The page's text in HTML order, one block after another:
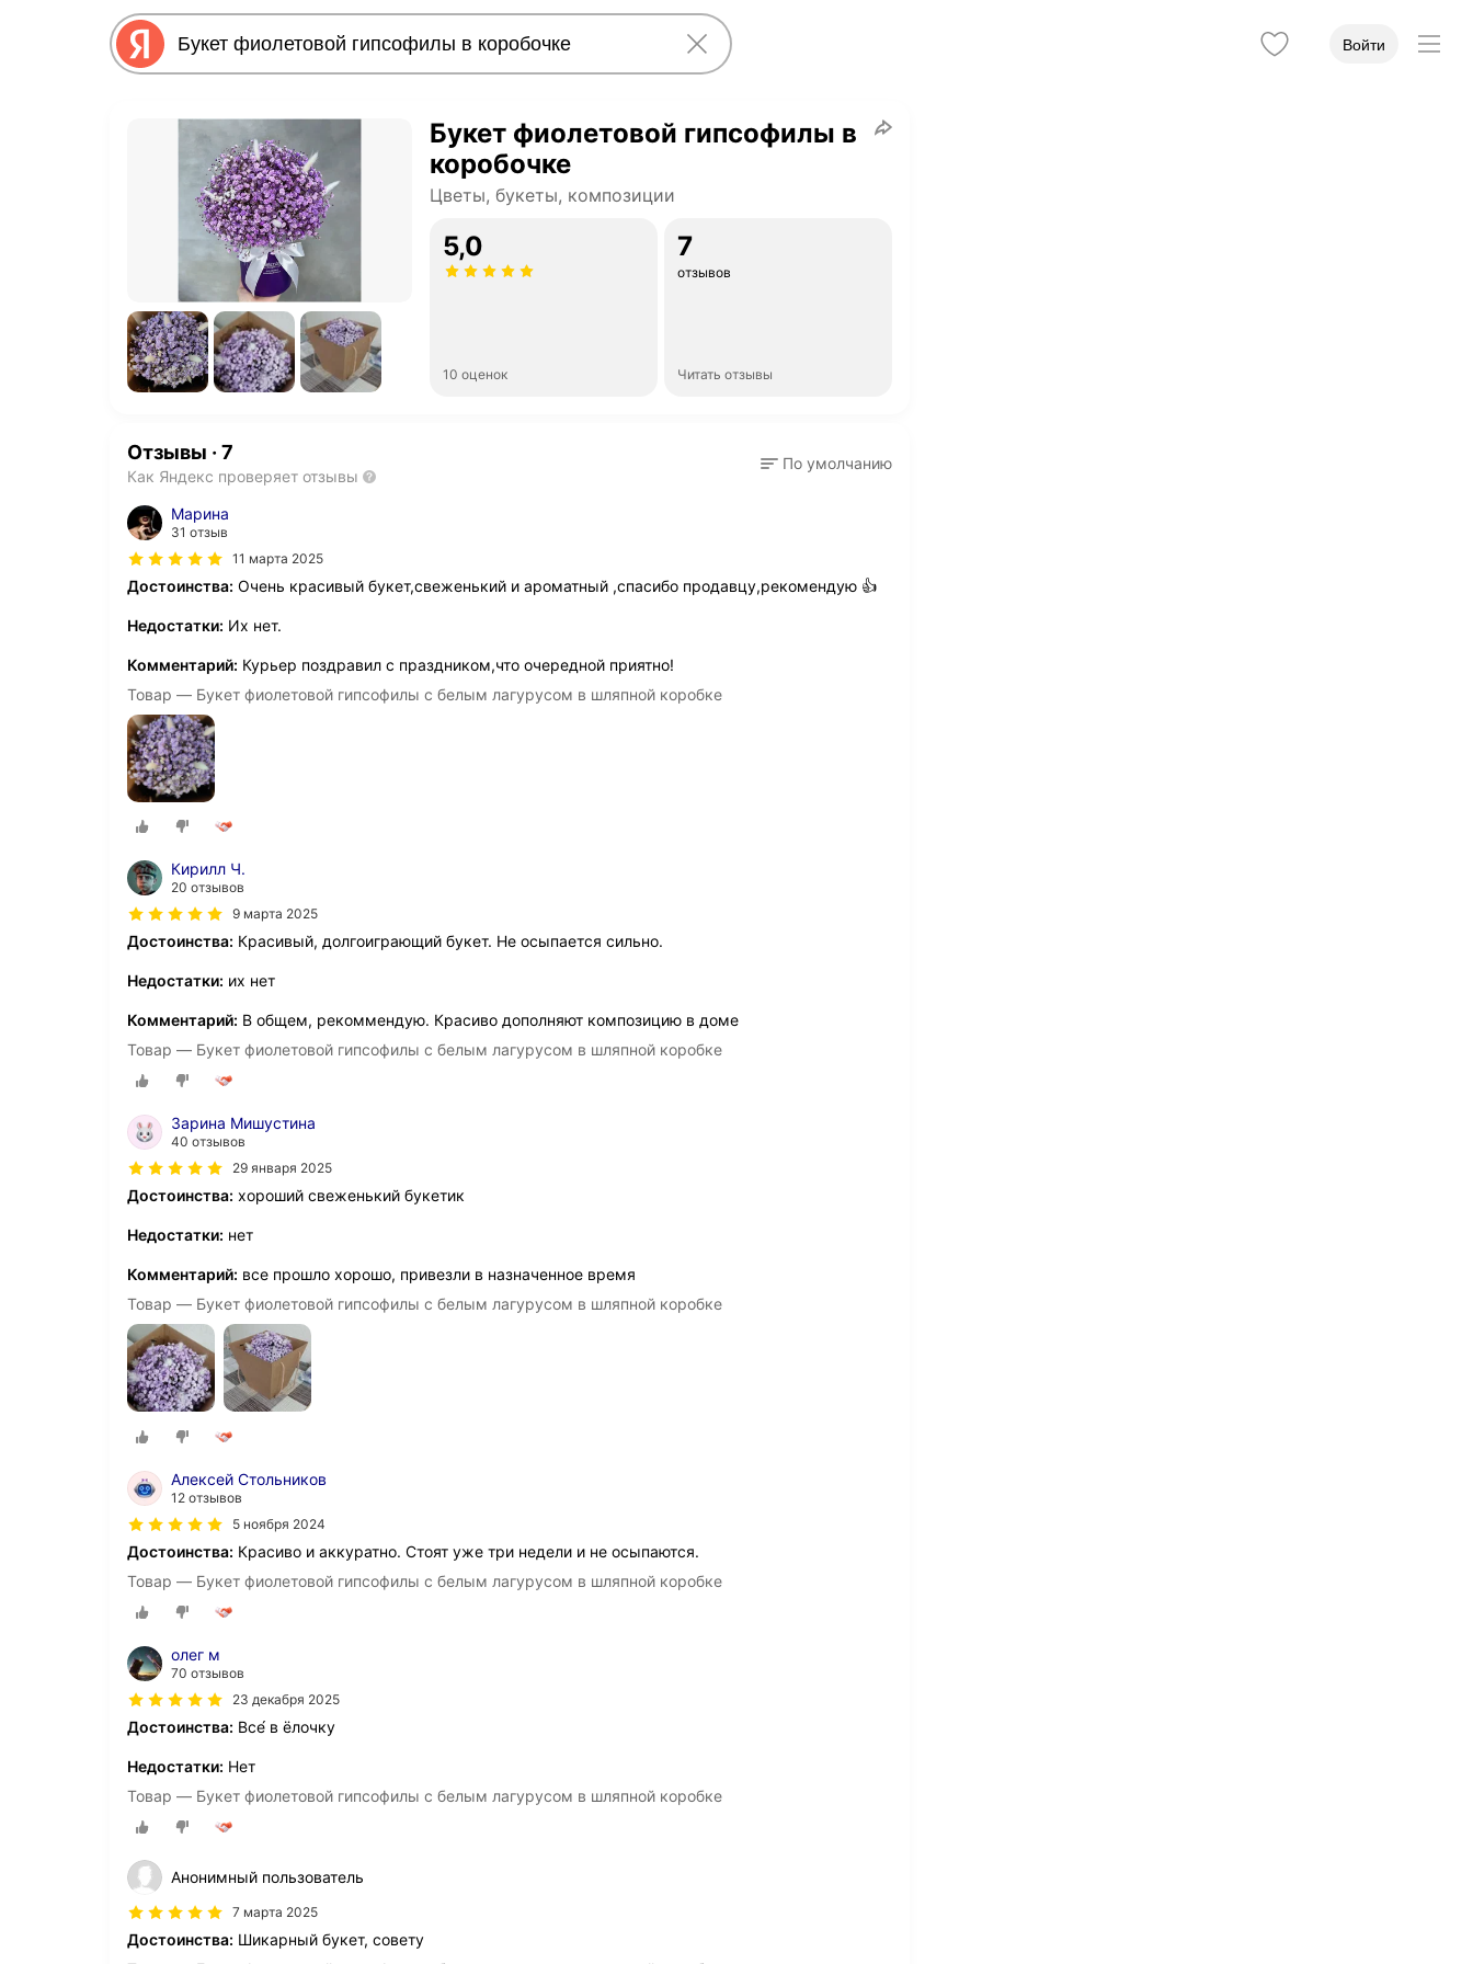
Войти
Букет фиолетовой гипсофилы в
коробочке
Цветы, букеты, композиции
5,0
10 оценок
7
отзывов
Читать отзывы
Отзывы · 7
Как Яндекс проверяет отзывы
По умолчанию
Марина
31 отзыв
11 марта 2025
Достоинства: Очень красивый букет,свеженький и ароматный ,спасибо продавцу,рекомендую 👍
Недостатки: Их нет.
Комментарий: Курьер поздравил с праздником,что очередной приятно!
Товар — Букет фиолетовой гипсофилы с белым лагурусом в шляпной коробке
Кирилл Ч.
20 отзывов
9 марта 2025
Достоинства: Красивый, долгоиграющий букет. Не осыпается сильно.
Недостатки: их нет
Комментарий: В общем, рекоммендую. Красиво дополняют композицию в доме
Товар — Букет фиолетовой гипсофилы с белым лагурусом в шляпной коробке
Зарина Мишустина
40 отзывов
29 января 2025
Достоинства: хороший свеженький букетик
Недостатки: нет
Комментарий: все прошло хорошо, привезли в назначенное время
Товар — Букет фиолетовой гипсофилы с белым лагурусом в шляпной коробке
Алексей Стольников
12 отзывов
5 ноября 2024
Достоинства: Красиво и аккуратно. Стоят уже три недели и не осыпаются.
Товар — Букет фиолетовой гипсофилы с белым лагурусом в шляпной коробке
олег м
70 отзывов
23 декабря 2025
Достоинства: Все́ в ёлочку
Недостатки: Нет
Товар — Букет фиолетовой гипсофилы с белым лагурусом в шляпной коробке
Анонимный пользователь
7 марта 2025
Достоинства: Шикарный букет, совету